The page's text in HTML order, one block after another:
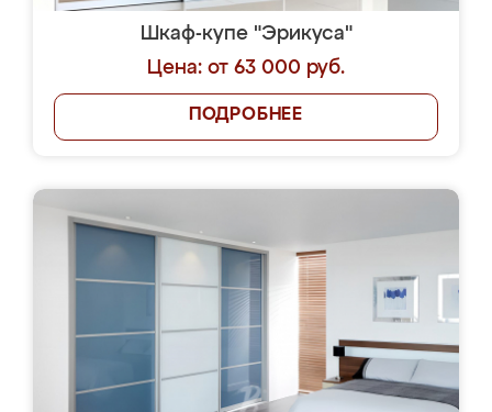
Шкаф-купе "Эрикуса"
Цена: от 63 000 руб.
ПОДРОБНЕЕ